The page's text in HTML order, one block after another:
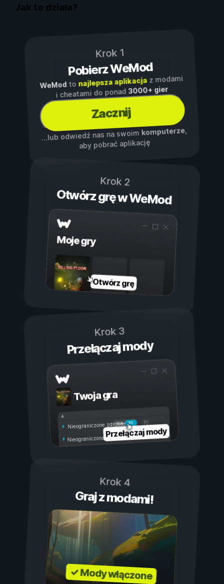
Jak to działa?
Krok 1
Pobierz WeMod
WeModto najlepsza aplikacjaz modami
i cheatami do ponad3000+ gier
Zacznij
...lub odwiedź nas na swoim komputerze,
aby pobrać aplikację
Krok 2
Otwórz grę w WeMod
Moje gry
Otwórz grę
Krok 3
Przełączaj mody
Twoja gra
Wł.
Wył.
Nieograniczone zdrowie
Nieograniczona wytrzymałość
Przełączaj mody
Krok 4
Graj z modami!
✓ Mody włączone